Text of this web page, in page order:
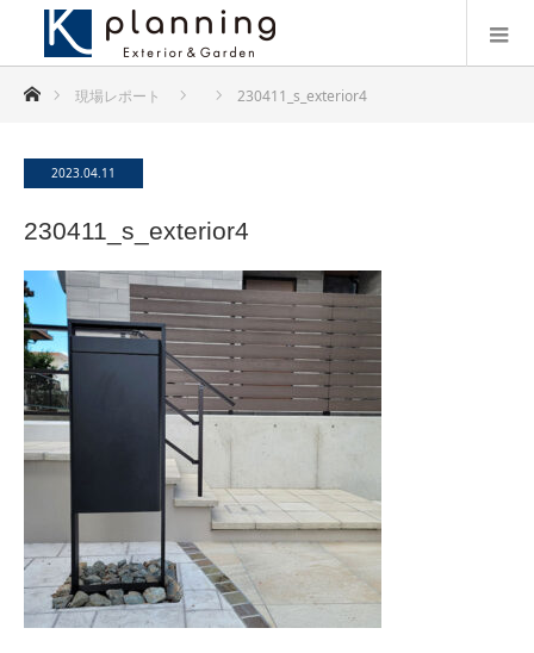
ホーム現場レポート 230411_s_exterior4
2023.04.11
230411_s_exterior4